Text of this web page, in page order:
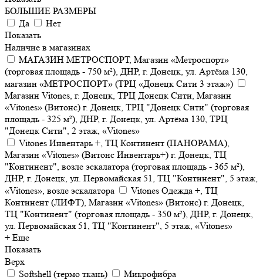
БОЛЬШИЕ РАЗМЕРЫ
Да
Нет
Показать
Наличие в магазинах
МАГАЗИН МЕТРОСПОРТ, Магазин «Метроспорт»
(торговая площадь - 750 м²), ДНР, г. Донецк, ул. Артёма 130,
магазин «МЕТРОСПОРТ» (ТРЦ «Донецк Сити 3 этаж»)
Магазин Vitones, г. Донецк, ТРЦ Донецк Сити, Магазин
«Vitones» (Витонс) г. Донецк, ТРЦ "Донецк Сити" (торговая
площадь - 325 м²), ДНР, г. Донецк, ул. Артёма 130, ТРЦ
"Донецк Сити", 2 этаж, «Vitones»
Vitones Инвентарь +, ТЦ Континент (ПАНОРАМА),
Магазин «Vitones» (Витонс Инвентарь+) г. Донецк, ТЦ
"Континент", возле эскалатора (торговая площадь - 365 м²),
ДНР, г. Донецк, ул. Первомайская 51, ТЦ "Континент", 5 этаж,
«Vitones», возле эскалатора
Vitones Одежда +, ТЦ
Континент (ЛИФТ), Магазин «Vitones» (Витонс) г. Донецк,
ТЦ "Континент" (торговая площадь - 350 м²), ДНР, г. Донецк,
ул. Первомайская 51, ТЦ "Континент", 5 этаж, «Vitones»
+ Еще
Показать
Верх
Softshell (термо ткань)
Микрофибра